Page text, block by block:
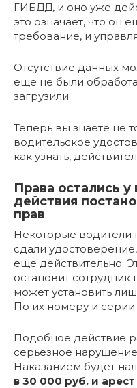
ГИБДД, и оно уже
это означает, что он
требование, и
Отсутствие данных
еще не были
загрузили.
Теперь вы знаете не
водительское
как узнать,
Права остались
действия
прав
Некоторые водители
сдали
еще действительно.
остановит сотрудник
может установить
По их номеру и серии
Подобное действие
серьезное
Наказанием будет
в 30 000 руб. и арест